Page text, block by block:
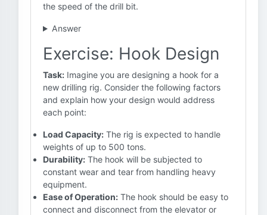
the speed of the drill bit.
Answer
Exercise: Hook Design
Task: Imagine you are designing a hook for a
new drilling rig. Consider the following factors
and explain how your design would address
each point:
Load Capacity: The rig is expected to handle
weights of up to 500 tons.
Durability: The hook will be subjected to
constant wear and tear from handling heavy
equipment.
Ease of Operation: The hook should be easy to
connect and disconnect from the elevator or